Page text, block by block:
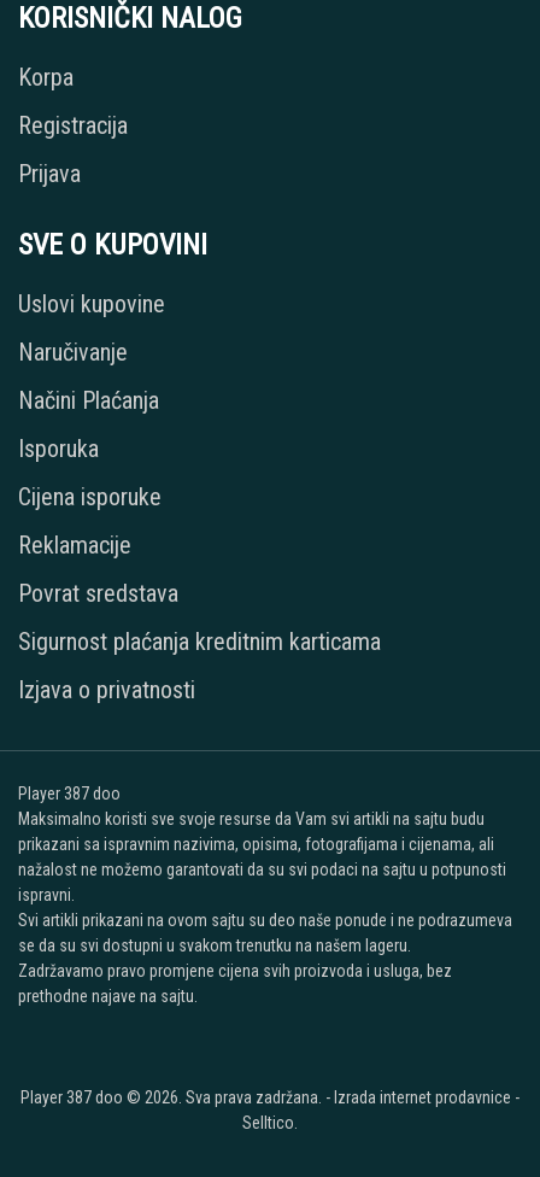
KORISNIČKI NALOG
Korpa
Registracija
Prijava
SVE O KUPOVINI
Uslovi kupovine
Naručivanje
Načini Plaćanja
Isporuka
Cijena isporuke
Reklamacije
Povrat sredstava
Sigurnost plaćanja kreditnim karticama
Izjava o privatnosti
Player 387 doo
Maksimalno koristi sve svoje resurse da Vam svi artikli na sajtu budu
prikazani sa ispravnim nazivima, opisima, fotografijama i cijenama, ali
nažalost ne možemo garantovati da su svi podaci na sajtu u potpunosti
ispravni.
Svi artikli prikazani na ovom sajtu su deo naše ponude i ne podrazumeva
se da su svi dostupni u svakom trenutku na našem lageru.
Zadržavamo pravo promjene cijena svih proizvoda i usluga, bez
prethodne najave na sajtu.
Player 387 doo © 2026. Sva prava zadržana. - Izrada internet prodavnice -
Selltico.